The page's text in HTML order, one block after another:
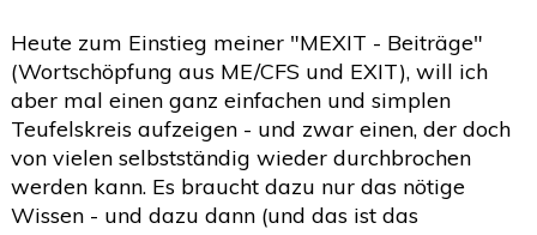
Heute zum Einstieg meiner "MEXIT - Beiträge"
(Wortschöpfung aus ME/CFS und EXIT), will ich
aber mal einen ganz einfachen und simplen
Teufelskreis aufzeigen - und zwar einen, der doch
von vielen selbstständig wieder durchbrochen
werden kann. Es braucht dazu nur das nötige
Wissen - und dazu dann (und das ist das